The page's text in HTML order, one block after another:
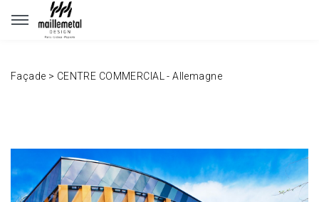
Panneau de gestion des cookies
Façade > CENTRE COMMERCIAL - Allemagne